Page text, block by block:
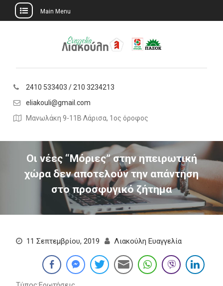
Main Menu
2410 533403 / 210 3234213
eliakouli@gmail.com
Μανωλάκη 9-11Β Λάρισα, 1ος όροφος
Οι νέες “Μόριες” στην ηπειρωτική
χώρα δεν αποτελούν την απάντηση
στο προσφυγικό ζήτημα
11 Σεπτεμβρίου, 2019 Λιακούλη Ευαγγελία